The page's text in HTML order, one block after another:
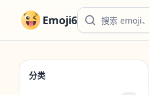
Emoji6
分类